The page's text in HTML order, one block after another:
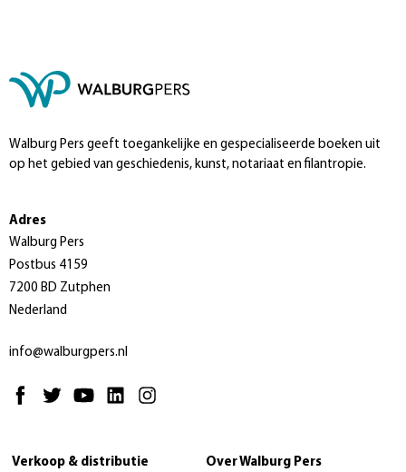
Walburg Pers geeft toegankelijke en gespecialiseerde boeken uit
op het gebied van geschiedenis, kunst, notariaat en filantropie.
Adres
Walburg Pers
Postbus 4159
7200 BD Zutphen
Nederland
info@walburgpers.nl
Verkoop & distributie Over Walburg Pers